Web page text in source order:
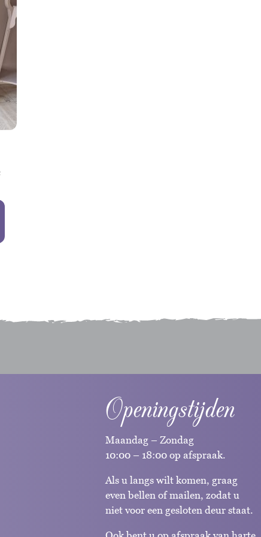
Openingstijden
Maandag – Zondag
10:00 – 18:00 op afspraak.
Als u langs wilt komen, graag
even bellen of mailen, zodat u
niet voor een gesloten deur staat.